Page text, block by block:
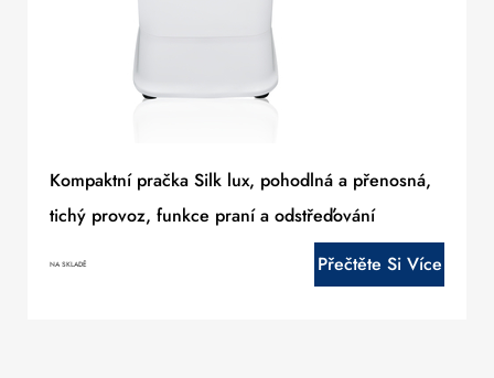
Kompaktní pračka Silk lux, pohodlná a přenosná,
tichý provoz, funkce praní a odstřeďování
NA SKLADĚ Přečtěte Si Více